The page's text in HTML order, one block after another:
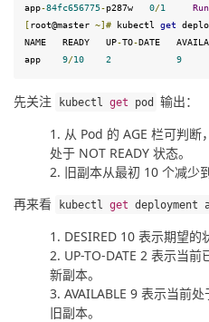
app-84fc656775-p287w 0/1
[root@master ~] # kubectl get
NAME   READY   UP-TO-DATE
app 9/10 2 9
先关注 kubectl get pod
输出：
从 Pod 的 AGE 栏可判
处于 NOT READY 状态。
旧副本从最初 10 个减少
再来看
kubectl get deployment
DESIRED 10 表示期望的
UP-TO-DATE 2 表示当
新副本。
AVAILABLE 9 表示当前
旧副本。